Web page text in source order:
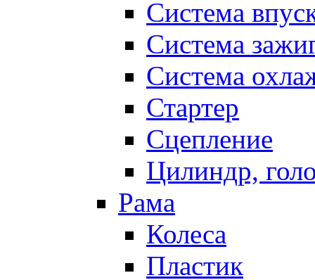
Система
Система
Система
Стартер
Сцепление
Цилиндр,
Рама
Колеса
Пластик